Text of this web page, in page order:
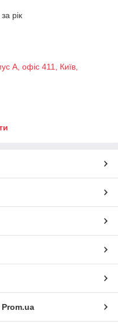
рік
А, офіс 411, Київ,
Prom.ua